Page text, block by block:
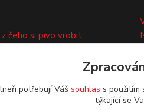
z čeho si pivo vrobit
potřebují Váš souhlas s použitím
týkající se